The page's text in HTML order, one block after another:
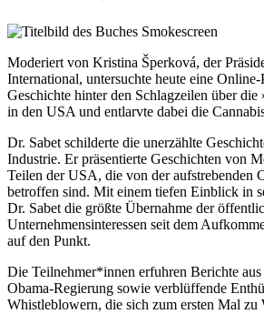
Moderiert von Kristina Šperková, der
International, untersuchte heute eine
Geschichte hinter den Schlagzeilen über
in den USA und entlarvte dabei die
Dr. Sabet schilderte die unerzählte
Industrie. Er präsentierte Geschichten von
Teilen der USA, die von der aufstrebenden
betroffen sind. Mit einem tiefen Einblick in
Dr. Sabet die größte Übernahme der
Unternehmensinteressen seit dem
auf den Punkt.
Die Teilnehmer*innen erfuhren Berichte
Obama-Regierung sowie verblüffende
Whistleblowern, die sich zum ersten Mal zu